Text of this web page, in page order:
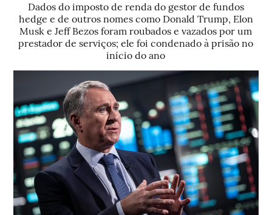
Dados do imposto de renda do gestor de fundos
hedge e de outros nomes como Donald Trump, Elon
Musk e Jeff Bezos foram roubados e vazados por um
prestador de serviços; ele foi condenado à prisão no
início do ano